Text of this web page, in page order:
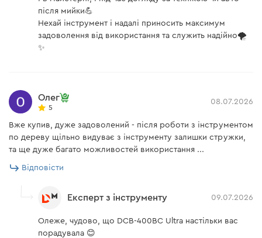
забезпечуючи повну мобільність інструмента.
Підходить для використання в професійних умовах.
Dual
Зарядний пристрій FC-440 Dual дає змогу одночасно
заряджати дві батареї 40 В ємністю 2 А·год і 4 А·год,
що значно заощаджує час і підвищує ефективність
заряджання акумуляторів, зберігаючи їх
Зарядний пристрій Dnipro-M FC-440 Dual
Номінальний вихідний
Напруга АКБ
Напруга мережі 230 В
Частота мережі 50 Гц
Вага
Довжина мережевого
кабелю
1,5 м
Індикатор заряду
після мийки💪
Нехай інструмент і надалі приносить максимум
задоволення від використання та служить надійно🌪️
✨
Олег
5
08.07.2026
Вже купив, дуже задоволений - після роботи з інструментом
по дереву щільно видуває з інструменту залишки стружки,
та ще дуже багато можливостей використання ...
Відповісти
Експерт з інструменту 09.07.2026
Олеже, чудово, що DCB-400BC Ultra настільки вас
порадувала 😊